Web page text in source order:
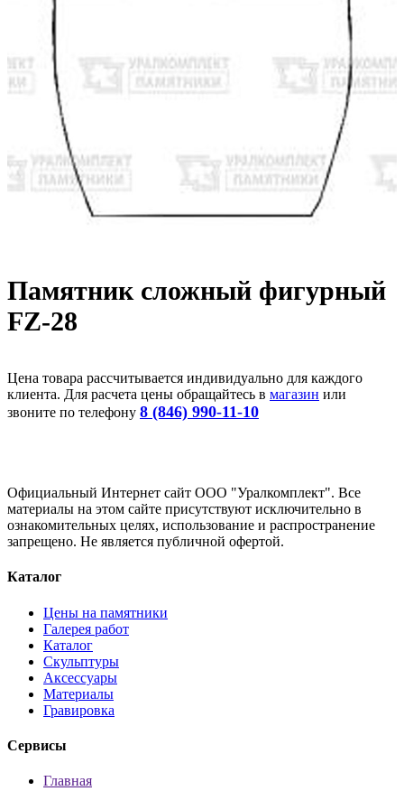
Памятник сложный фигурный
FZ-28
Цена товара рассчитывается индивидуально для каждого
клиента. Для расчета цены обращайтесь в магазин или
звоните по телефону 8 (846) 990-11-10
Официальный Интернет сайт ООО "Уралкомплект". Все
материалы на этом сайте присутствуют исключительно в
ознакомительных целях, использование и распространение
запрещено. Не является публичной офертой.
Каталог
Цены на памятники
Галерея работ
Каталог
Скульптуры
Аксессуары
Материалы
Гравировка
Сервисы
Главная